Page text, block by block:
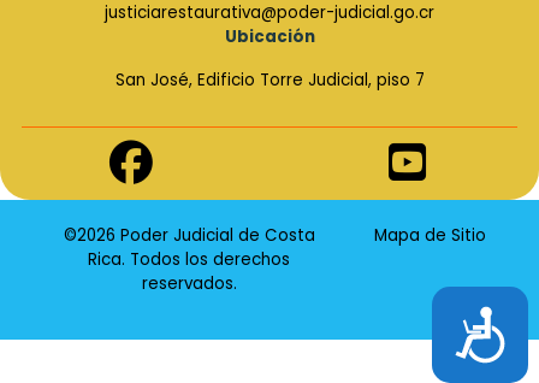
Accesibilidad
justiciarestaurativa@poder-judicial.go.cr
Ubicación
San José, Edificio Torre Judicial, piso 7
Enlace
de
Facebook
Youtube
©2026 Poder Judicial de Costa
Rica. Todos los derechos
reservados.
Mapa de Sitio